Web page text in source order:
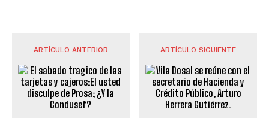
ARTÍCULO ANTERIOR ARTÍCULO SIGUIENTE